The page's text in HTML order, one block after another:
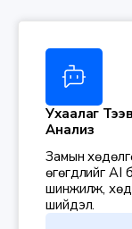
Ухаалаг
Анализ
Замын
өгөгдлийг AI
шинжилж,
шийдэл.